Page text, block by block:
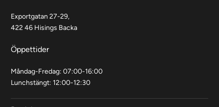
Exportgatan 27-29,
422 46 Hisings Backa
Öppettider
Måndag-Fredag: 07:00-16:00
Lunchstängt: 12:00-12:30